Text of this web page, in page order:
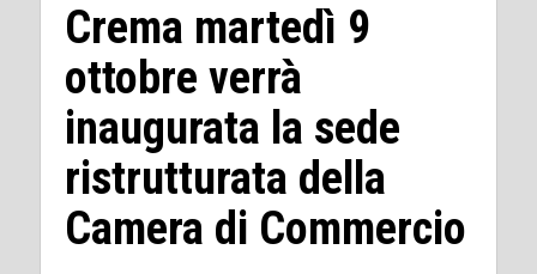
Crema martedì 9
ottobre verrà
inaugurata la sede
ristrutturata della
Camera di Commercio